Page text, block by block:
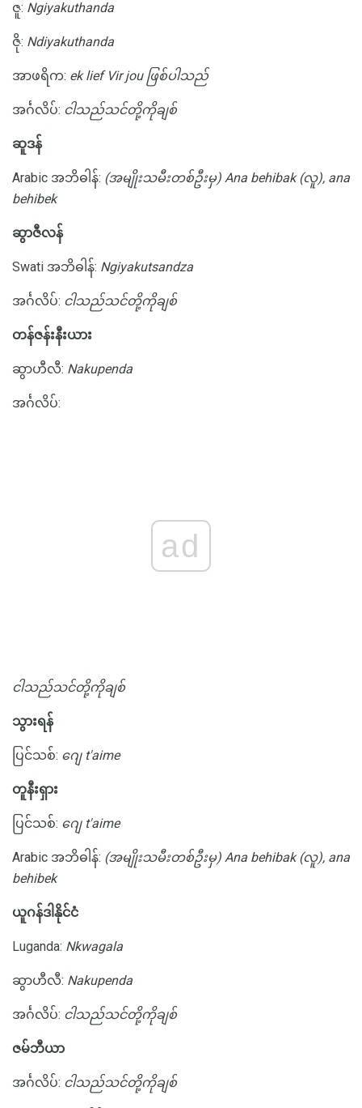
ဇူ: Ngiyakuthanda
ဇို: Ndiyakuthanda
အာဖရိက: ek lief Vir jou ဖြစ်ပါသည်
အင်္ဂလိပ်: ငါသည်သင်တို့ကိုချစ်
ဆူဒန်
Arabic အဘိဓါန်: (အမျိုးသမီးတစ်ဦးမှ) Ana behibak (လူ), ana
behibek
ဆွာဇီလန်
Swati အဘိဓါန်: Ngiyakutsandza
အင်္ဂလိပ်: ငါသည်သင်တို့ကိုချစ်
တန်ဇန်းနီးယား
ဆွာဟီလီ: Nakupenda
အင်္ဂလိပ်:
ad
ငါသည်သင်တို့ကိုချစ်
သွားရန်
ပြင်သစ်: ဂျေ t'aime
တူနီးရှား
ပြင်သစ်: ဂျေ t'aime
Arabic အဘိဓါန်: (အမျိုးသမီးတစ်ဦးမှ) Ana behibak (လူ), ana
behibek
ယူဂန်ဒါနိုင်ငံ
Luganda: Nkwagala
ဆွာဟီလီ: Nakupenda
အင်္ဂလိပ်: ငါသည်သင်တို့ကိုချစ်
ဇမ်ဘီယာ
အင်္ဂလိပ်: ငါသည်သင်တို့ကိုချစ်